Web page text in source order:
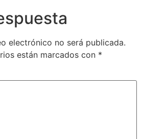
electrónico no será publicada.
están marcados con *